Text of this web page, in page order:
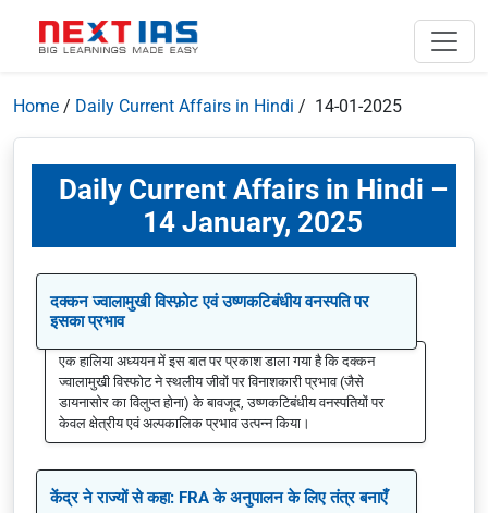
Home / Daily Current Affairs in Hindi / 14-01-2025
Daily Current Affairs in Hindi –
14 January, 2025
दक्कन ज्वालामुखी विस्फ़ोट एवं उष्णकटिबंधीय वनस्पति पर
इसका प्रभाव
एक हालिया अध्ययन में इस बात पर प्रकाश डाला गया है कि दक्कन
ज्वालामुखी विस्फोट ने स्थलीय जीवों पर विनाशकारी प्रभाव (जैसे
डायनासोर का विलुप्त होना) के बावजूद, उष्णकटिबंधीय वनस्पतियों पर
केवल क्षेत्रीय एवं अल्पकालिक प्रभाव उत्पन्न किया।
केंद्र ने राज्यों से कहा: FRA के अनुपालन के लिए तंत्र बनाएँ